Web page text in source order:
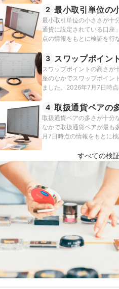
2 最小取引単位の
最小取引単位の小ささが十
通貨に設定されている口座
点の情報をもとに検証を行
3 スワップポイン
スワップポイントの高さが
座のなかでスワップポイン
ました。2026年7月7日時
4 取扱通貨ペアの
取扱通貨ペアの多さが十分
なかで取扱通貨ペアが最も
月7日時点の情報をもとに
すべての検